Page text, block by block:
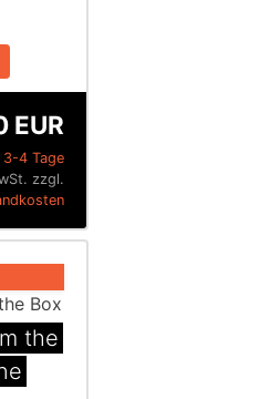
3-4 Tage
EUR
zzgl.
the